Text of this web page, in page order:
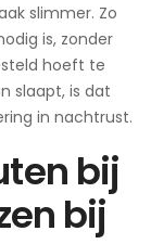
slimmer. Zo
is, zonder
hoeft te
slaapt, is dat
in nachtrust.
bij
bij